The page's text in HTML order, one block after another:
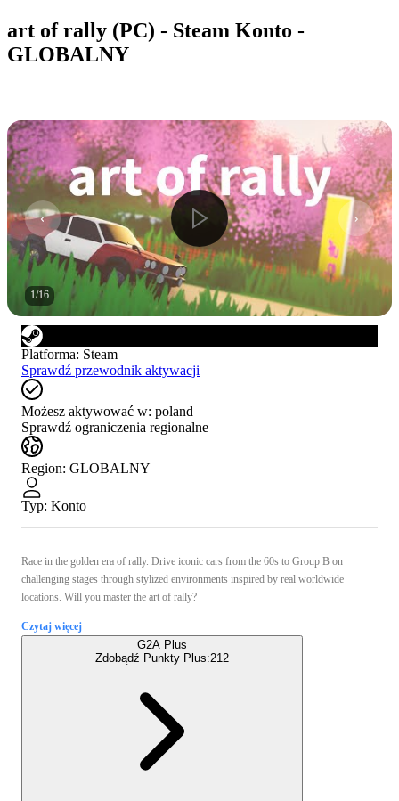
art of rally (PC) - Steam Konto -
GLOBALNY
1/16
Platforma: Steam
Sprawdź przewodnik aktywacji
Możesz aktywować w: poland
Sprawdź ograniczenia regionalne
Region: GLOBALNY
Typ: Konto
Race in the golden era of rally. Drive iconic cars from the 60s to Group B on
challenging stages through stylized environments inspired by real worldwide
locations. Will you master the art of rally?
Czytaj więcej
G2A Plus
Zdobądź Punkty Plus:212